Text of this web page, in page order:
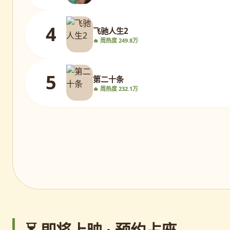
4 飞驰人生2
🔥 周热度 249.8万
5 第二十条
🔥 周热度 232.1万